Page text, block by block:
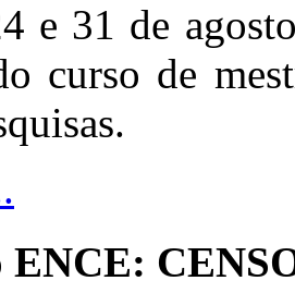
e 31 de
curso de
ENCE: